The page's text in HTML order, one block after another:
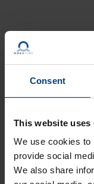
Consent
This website uses
We use cookies to
provide social
We also share
14-12-2023
RÉSUMÉ DE